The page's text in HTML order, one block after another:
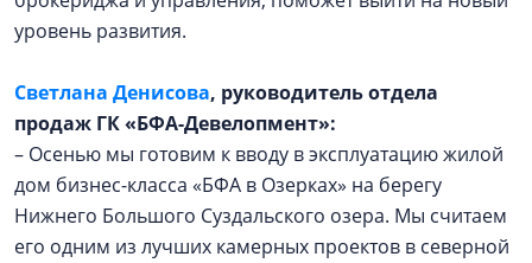
уровень развития.
Светлана Денисова, руководитель отдела
продаж ГК «БФА-Девелопмент»:
– Осенью мы готовим к вводу в эксплуатацию жилой
дом бизнес-класса «БФА в Озерках» на берегу
Нижнего Большого Суздальского озера. Мы считаем
его одним из лучших камерных проектов в северной